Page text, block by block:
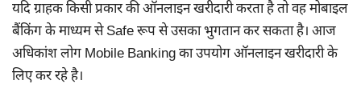
यदि ग्राहक किसी प्रकार की ऑनलाइन खरीदारी करता है तो वह मोबाइल
बैंकिंग के माध्यम से Safe रूप से उसका भुगतान कर सकता है। आज
अधिकांश लोग Mobile Banking का उपयोग ऑनलाइन खरीदारी के
लिए कर रहे है।